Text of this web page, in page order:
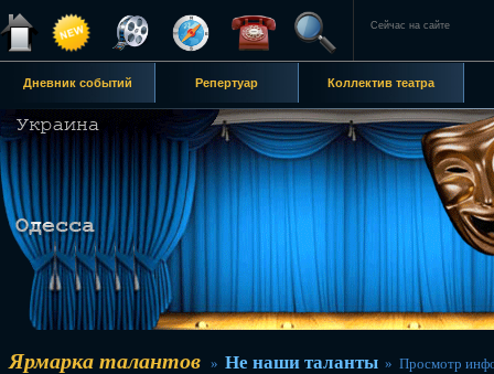
Сейчас на сайте
Дневник событий Репертуар Коллектив театра
Ярмарка талантов » Не наши таланты » Просмотр